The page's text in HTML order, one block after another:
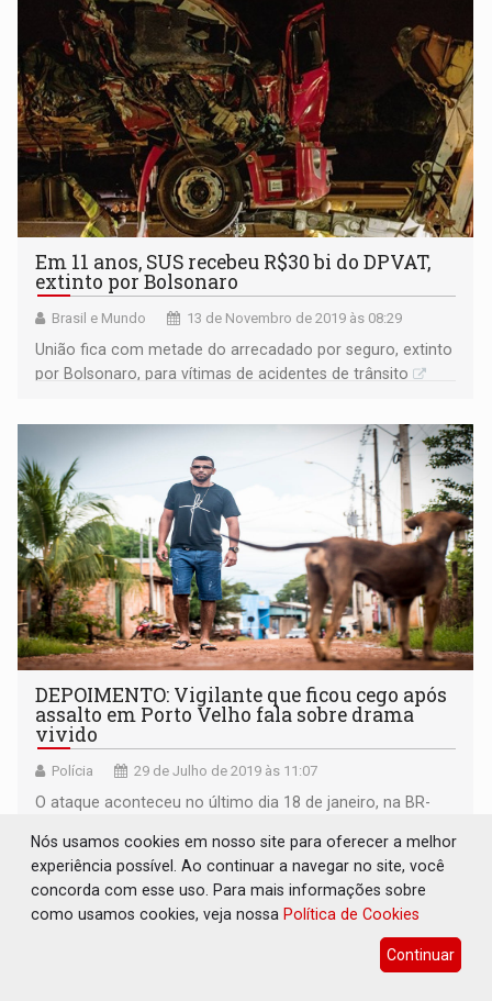
Em 11 anos, SUS recebeu R$30 bi do DPVAT,
extinto por Bolsonaro
Brasil e Mundo 13 de Novembro de 2019 às 08:29
União fica com metade do arrecadado por seguro, extinto
por Bolsonaro, para vítimas de acidentes de trânsito
DEPOIMENTO: Vigilante que ficou cego após
assalto em Porto Velho fala sobre drama
vivido
Polícia 29 de Julho de 2019 às 11:07
O ataque aconteceu no último dia 18 de janeiro, na BR-
Nós usamos cookies em nosso site para oferecer a melhor
experiência possível. Ao continuar a navegar no site, você
concorda com esse uso. Para mais informações sobre
como usamos cookies, veja nossa Política de Cookies
Continuar